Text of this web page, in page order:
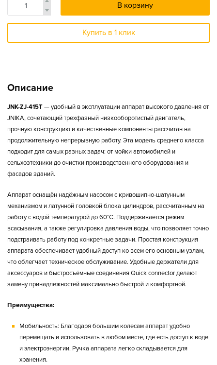
В корзину
Купить в 1 клик
Описание
JNK-ZJ-415T— удобный в эксплуатации аппарат высокого давления от
JNIKA, сочетающий трехфазный низкооборотистый двигатель,
прочную конструкцию и качественные компоненты рассчитан на
продолжительную непрерывную работу. Эта модель среднего класса
подходит для самых разных задач: от мойки автомобилей и
сельхозтехники до очистки производственного оборудования и
фасадов зданий.
Аппарат оснащён надёжным насосом с кривошипно-шатунным
механизмом и латунной головкой блока цилиндров, рассчитанным на
работу с водой температурой до 60°C. Поддерживается режим
всасывания, а также регулировка давления воды, что позволяет точно
подстраивать работу под конкретные задачи. Простая конструкция
аппарата обеспечивает удобный доступ ко всем его основным узлам,
что облегчает техническое обслуживание. Удобные держатели для
аксессуаров и быстросъёмные соединения Quick connector делают
замену принадлежностей максимально быстрой и комфортной.
Преимущества:
Мобильность: Благодаря большим колесам аппарат удобно
перемещать и использовать в любом месте, где есть доступ к воде
и электроэнергии. Ручка аппарата легко складывается для
хранения.